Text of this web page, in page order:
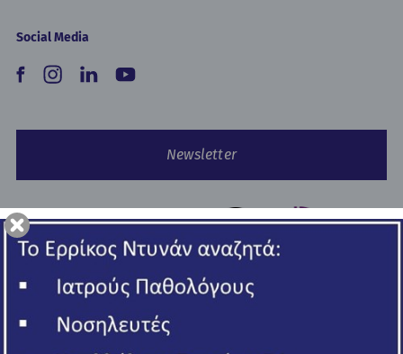
Social Media
Newsletter
Copyright © 2026 Ερρίκος Ντυνάν Hospital Center.